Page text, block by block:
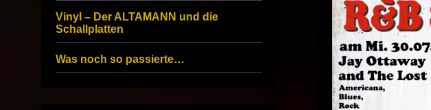
Vinyl – Der ALTAMANN und die
Schallplatten
Was noch so passierte…